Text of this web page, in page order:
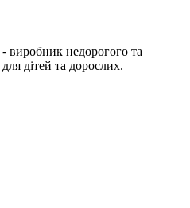
виробник недорогого та
дітей та дорослих.